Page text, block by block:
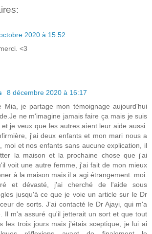
2020 à 15:52
<3
8 décembre 2020 à 16:17
Mia, je partage mon témoignage aujourd'hui
ne m'imagine jamais faire ça mais je suis
je veux que les autres aient leur aide aussi.
j'ai deux enfants et mon mari nous a
moi et nos enfants sans aucune explication, il
la maison et la prochaine chose que j'ai
voit une autre femme, j'ai fait de mon mieux
à la maison mais il a agi étrangement. moi.
et dévasté, j'ai cherché de l'aide sous
jusqu'à ce que je voie un article sur le Dr
de sorts. J'ai contacté le Dr Ajayi, qui m'a
Il m'a assuré qu'il jetterait un sort et que tout
les trois jours mais j'étais sceptique, je lui ai